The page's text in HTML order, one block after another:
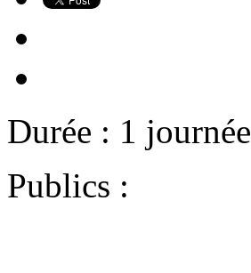
Durée : 1 journée
Publics :